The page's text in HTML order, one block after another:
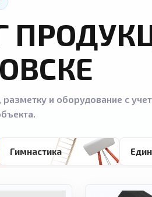
и оборудование с
Гимнастика